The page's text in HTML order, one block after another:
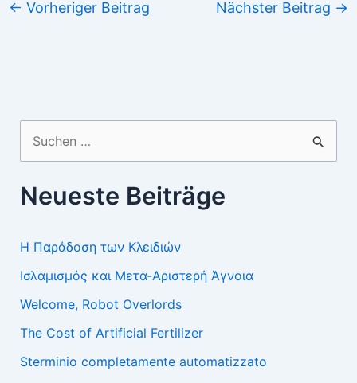
← Vorheriger Beitrag Nächster Beitrag →
nach:
Neueste Beiträge
Η Παράδοση των Κλειδιών
Ισλαμισμός και Μετα-Αριστερή Άγνοια
Welcome, Robot Overlords
The Cost of Artificial Fertilizer
Sterminio completamente automatizzato